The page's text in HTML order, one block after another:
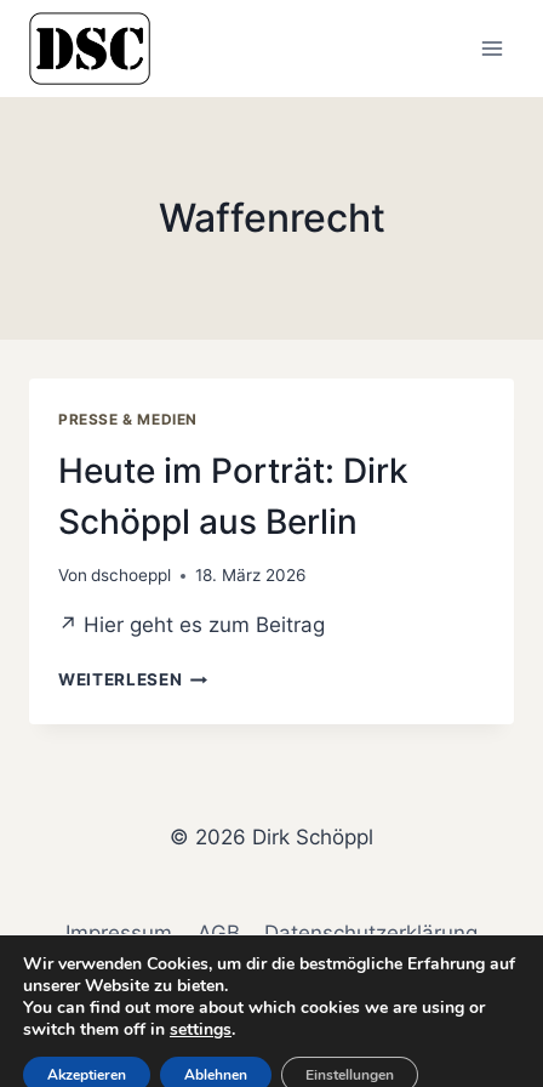
Zum
springen
Waffenrecht
PRESSE & MEDIEN
Heute im Porträt: Dirk
Schöppl aus Berlin
Von dschoeppl 18. März 2026
↗ Hier geht es zum Beitrag
WEITERLESEN HEUTE
PORTRÄT:
BERLIN
© 2026 Dirk Schöppl
Impressum AGB
Datenschutzerklärung
Widerrufsbelehrung & Widerrufsformular
@dsc_firearms_expert LinkedIn
Wir verwenden Cookies, um dir die bestmögliche Erfahrung auf
unserer Website zu bieten.
You can find out more about which cookies we are using or
switch them off in settings.
Akzeptieren Ablehnen Einstellungen